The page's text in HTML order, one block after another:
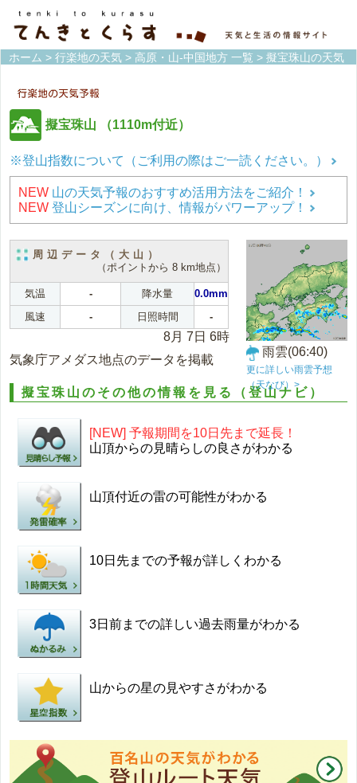
ホーム > 行楽地の天気 > 高原・山-中国地方 一覧 > 擬宝珠山の天気
擬宝珠山 （1110m付近）
※登山指数について（ご利用の際はご一読ください。）
NEW 山の天気予報のおすすめ活用方法をご紹介！
NEW 登山シーズンに向け、情報がパワーアップ！
周辺データ（大山）
（ポイントから 8 km地点）
気温 - 降水量
0.0mm
風速
- 日照時間 -
8月 7日 6時
気象庁アメダス地点のデータを掲載
雨雲(06:40)
更に詳しい雨雲予想
（天なび）>
擬宝珠山のその他の情報を見る（登山ナビ）
[NEW] 予報期間を10日先まで延長！
山頂からの見晴らしの良さがわかる
山頂付近の雷の可能性がわかる
10日先までの予報が詳しくわかる
3日前までの詳しい過去雨量がわかる
山からの星の見やすさがわかる